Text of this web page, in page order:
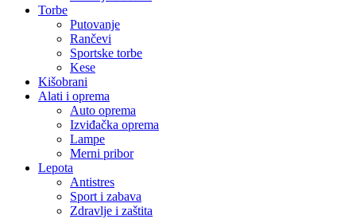
Torbe
Putovanje
Rančevi
Sportske torbe
Kese
Kišobrani
Alati i oprema
Auto oprema
Izviđačka oprema
Lampe
Merni pribor
Lepota
Antistres
Sport i zabava
Zdravlje i zaštita